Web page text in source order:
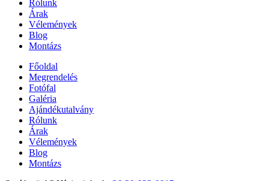
Rólunk
Árak
Vélemények
Blog
Montázs
Főoldal
Megrendelés
Fotófal
Galéria
Ajándékutalvány
Rólunk
Árak
Vélemények
Blog
Montázs